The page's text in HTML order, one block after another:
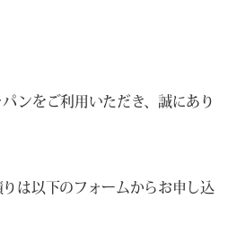
ンをご利用いただき、誠にあり
は以下のフォームからお申し込